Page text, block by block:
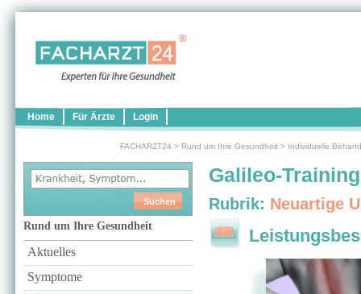
Home Für Ärzte Login
FACHARZT24 > Rund um Ihre Gesundheit > Individuelle
Rund um Ihre Gesundheit
Aktuelles
Symptome
Galileo-Training
Rubrik: Neuartige